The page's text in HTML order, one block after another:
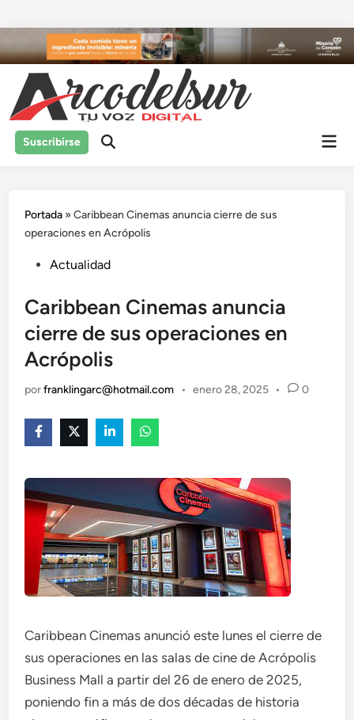
al
contenido
Suscribirse
Portada »Caribbean Cinemas anuncia cierre de sus
operaciones en Acrópolis
Publicado
Actualidad
Caribbean Cinemas anuncia
cierre de sus operaciones en
Acrópolis
porfranklingarc@hotmail.com • enero 28, 2025 • 0
Caribbean Cinemas anunció este lunes el cierre de
sus operaciones en las salas de cine de Acrópolis
Business Mall a partir del 26 de enero de 2025,
poniendo fin a más de dos décadas de historia